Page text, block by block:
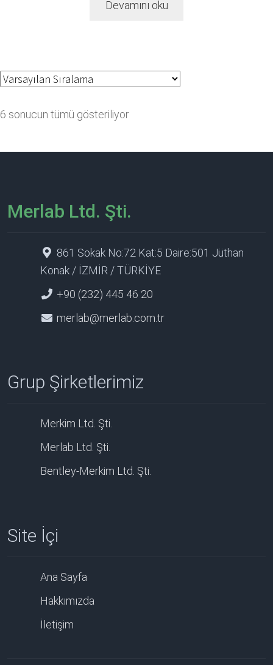
Devamını oku
6 sonucun tümü gösteriliyor
Merlab Ltd. Şti.
861 Sokak No:72 Kat:5 Daire:501 Jüthan
Konak / İZMİR / TÜRKİYE
+90 (232) 445 46 20
merlab@merlab.com.tr
Grup Şirketlerimiz
Merkim Ltd. Şti.
Merlab Ltd. Şti.
Bentley-Merkim Ltd. Şti.
Site İçi
Ana Sayfa
Hakkımızda
İletişim